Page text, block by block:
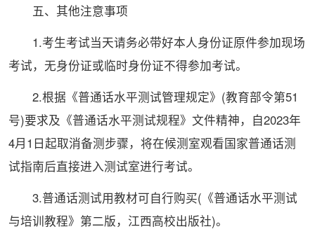
五、其他注意事项
1.考生考试当天请务必带好本人身份证原件参加现场
考试，无身份证或临时身份证不得参加考试。
2.根据《普通话水平测试管理规定》(教育部令第51
号)要求及《普通话水平测试规程》文件精神，自2023年
4月1日起取消备测步骤，将在候测室观看国家普通话测
试指南后直接进入测试室进行考试。
3.普通话测试用教材可自行购买(《普通话水平测试
与培训教程》第二版，江西高校出版社)。